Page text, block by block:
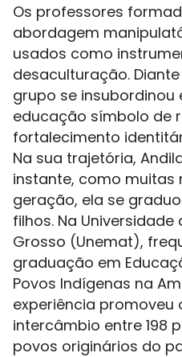
Os professores
abordagem
usados como
desaculturação.
grupo se insubordinou
educação símbolo de
fortalecimento
Na sua trajetória,
instante, como muitas
geração, ela se
filhos. Na
Grosso (Unemat),
graduação em
Povos Indígenas na
experiência
intercâmbio entre 198
povos originários do